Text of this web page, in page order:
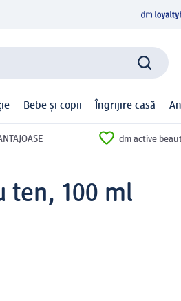
Bebe și copii Îngrijire casă
dm active
ten, 100 ml